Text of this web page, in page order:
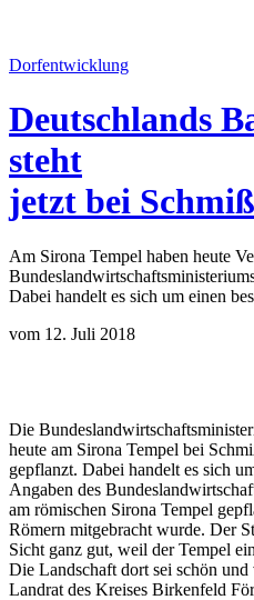
Dorfentwicklung
Deutschlands
steht
jetzt bei
Am Sirona Tempel haben heute
Dabei handelt es sich um einen
vom 12. Juli 2018
Die
heute am Sirona Tempel bei
gepflanzt. Dabei handelt es sich
Angaben des
am römischen Sirona Tempel
Römern mitgebracht wurde. Der
Sicht ganz gut, weil der Tempel
Die Landschaft dort sei schön
Landrat des Kreises Birkenfeld